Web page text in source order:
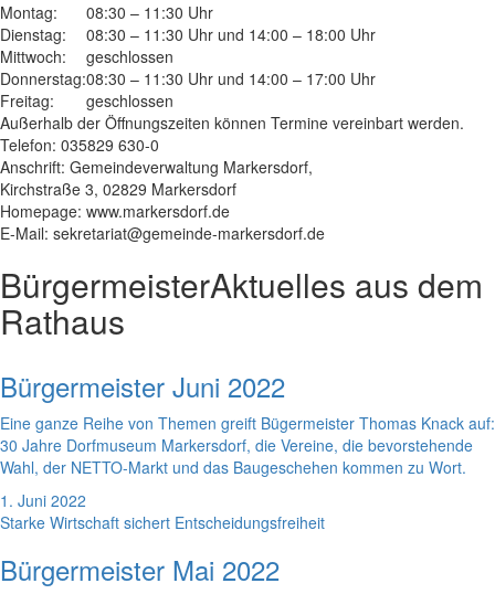
Montag:
08:30 – 11:30 Uhr
Dienstag:
08:30 – 11:30 Uhr und 14:00 – 18:00 Uhr
Mittwoch:
geschlossen
Donnerstag:08:30 – 11:30 Uhr und 14:00 – 17:00 Uhr
Freitag:
geschlossen
Außerhalb der Öffnungszeiten können Termine vereinbart werden.
Telefon: 035829 630-0
Anschrift: Gemeindeverwaltung Markersdorf,
Kirchstraße 3, 02829 Markersdorf
Homepage: www.markersdorf.de
E-Mail: sekretariat@gemeinde-markersdorf.de
BürgermeisterAktuelles aus dem
Rathaus
Bürgermeister Juni 2022
Eine ganze Reihe von Themen greift Bügermeister Thomas Knack auf:
30 Jahre Dorfmuseum Markersdorf, die Vereine, die bevorstehende
Wahl, der NETTO-Markt und das Baugeschehen kommen zu Wort.
1. Juni 2022
Starke Wirtschaft sichert Entscheidungsfreiheit
Bürgermeister Mai 2022